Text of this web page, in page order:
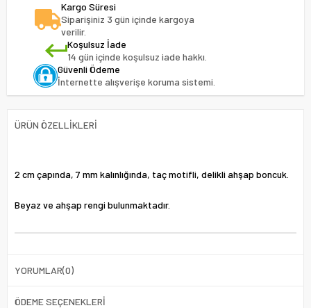
Kargo Süresi
Siparişiniz 3 gün içinde kargoya
verilir.
Koşulsuz İade
14 gün içinde koşulsuz iade hakkı.
Güvenli Ödeme
İnternette alışverişe koruma sistemi.
ÜRÜN ÖZELLIKLERI
2 cm çapında, 7 mm kalınlığında, taç motifli, delikli ahşap boncuk.
Beyaz ve ahşap rengi bulunmaktadır.
YORUMLAR(0)
ÖDEME SEÇENEKLERI